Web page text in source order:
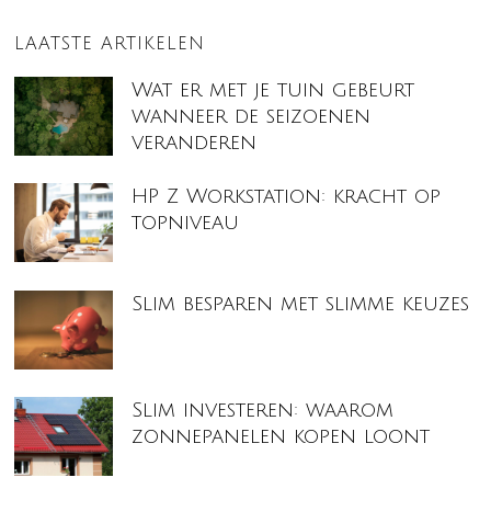
LAATSTE ARTIKELEN
Wat er met je tuin gebeurt
wanneer de seizoenen
veranderen
HP Z Workstation: kracht op
topniveau
Slim besparen met slimme keuzes
Slim investeren: waarom
zonnepanelen kopen loont